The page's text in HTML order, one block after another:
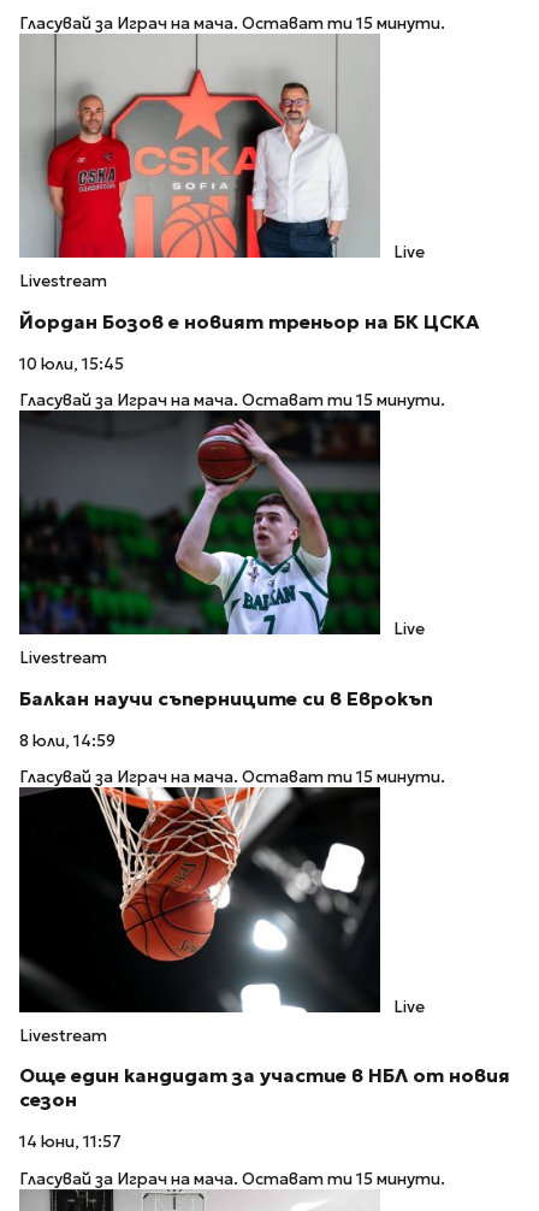
Гласувай за Играч на мача. Остават ти 15 минути.
Live
Livestream
Йордан Бозов е новият треньор на БК ЦСКА
10 юли, 15:45
Гласувай за Играч на мача. Остават ти 15 минути.
Live
Livestream
Балкан научи съперниците си в Еврокъп
8 юли, 14:59
Гласувай за Играч на мача. Остават ти 15 минути.
Live
Livestream
Още един кандидат за участие в НБЛ от новия
сезон
14 юни, 11:57
Гласувай за Играч на мача. Остават ти 15 минути.